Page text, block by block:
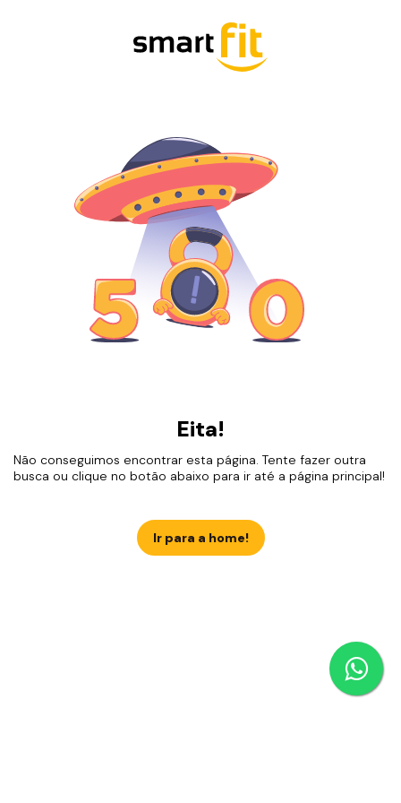
Eita!
Não conseguimos encontrar esta página. Tente fazer outra
busca ou clique no botão abaixo para ir até a página principal!
Ir para a home!